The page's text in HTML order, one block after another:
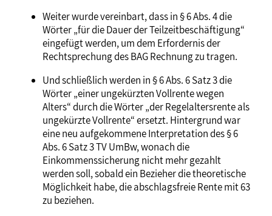
Weiter wurde vereinbart, dass in § 6 Abs. 4 die
Wörter „für die Dauer der Teilzeitbeschäftigung“
eingefügt werden, um dem Erfordernis der
Rechtsprechung des BAG Rechnung zu tragen.
Und schließlich werden in § 6 Abs. 6 Satz 3 die
Wörter „einer ungekürzten Vollrente wegen
Alters“ durch die Wörter „der Regelaltersrente als
ungekürzte Vollrente“ ersetzt. Hintergrund war
eine neu aufgekommene Interpretation des § 6
Abs. 6 Satz 3 TV UmBw, wonach die
Einkommenssicherung nicht mehr gezahlt
werden soll, sobald ein Bezieher die theoretische
Möglichkeit habe, die abschlagsfreie Rente mit 63
zu beziehen.